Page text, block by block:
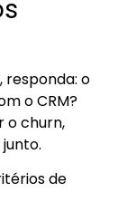
o
o CRM?
o churn,
de